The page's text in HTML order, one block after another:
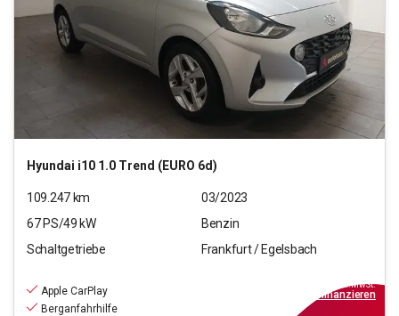
Hyundai i10 1.0 Trend (EURO 6d)
109.247km
03/2023
67PS/49 kW
Benzin
Schaltgetriebe
Frankfurt / Egelsbach
Apple CarPlay
Berganfahrhilfe
inkl.MwSt.
finanzieren